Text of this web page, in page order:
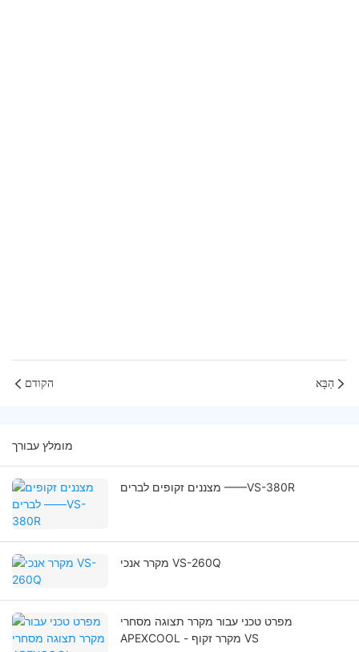
הקודם הַבָּא
מומלץ עבורך
מצננים זקופים לברים ——VS-380R
מקרר אנכי VS-260Q
מפרט טכני עבור מקרר תצוגה מסחרי
APEXCOOL - מקרר זקוף VS